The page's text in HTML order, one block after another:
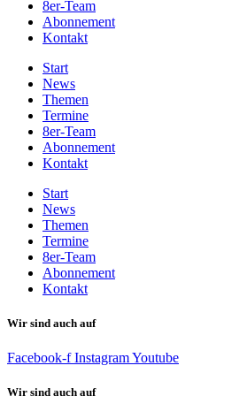
8er-Team
Abonnement
Kontakt
Start
News
Themen
Termine
8er-Team
Abonnement
Kontakt
Start
News
Themen
Termine
8er-Team
Abonnement
Kontakt
Wir sind auch auf
Facebook-f InstagramYoutube
Wir sind auch auf